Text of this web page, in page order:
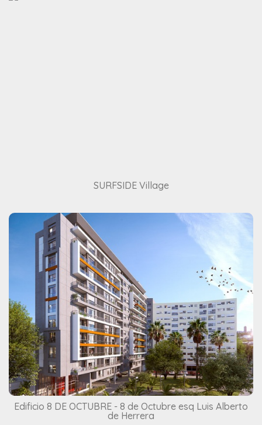
SURFSIDE Village
Edificio 8 DE OCTUBRE - 8 de Octubre esq Luis Alberto
de Herrera